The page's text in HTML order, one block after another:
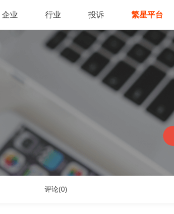
企业 行业 投诉 繁星平台
评论(0)